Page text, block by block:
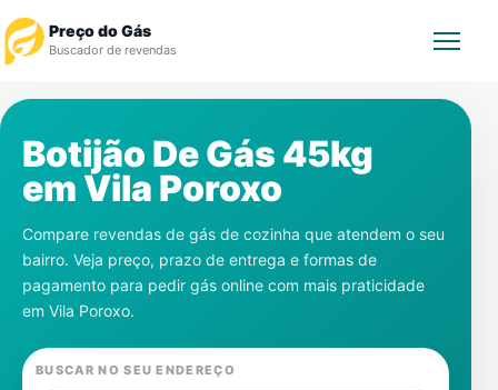
Preço do Gás
Buscador de revendas
Revendedor
Notícias
Cadastre-se
Gás
Botijão De Gás 45kg
em Vila Poroxo
Compare revendas de gás de cozinha que atendem o seu
bairro. Veja preço, prazo de entrega e formas de
pagamento para pedir gás online com mais praticidade
em Vila Poroxo.
BUSCAR NO SEU ENDEREÇO